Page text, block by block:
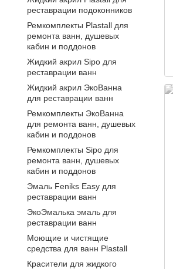
реставрации подоконников
Ремкомплекты Plastall для
ремонта ванн, душевых
кабин и поддонов
Жидкий акрил Sipo для
реставрации ванн
Жидкий акрил ЭкоВанна
для реставрации ванн
Ремкомплекты ЭкоВанна
для ремонта ванн, душевых
кабин и поддонов
Ремкомплекты Sipo для
ремонта ванн, душевых
кабин и поддонов
Эмаль Fеniks Easy для
реставрации ванн
ЭкоЭмалька эмаль для
реставрации ванн
Моющие и чистящие
средства для ванн Plastall
Красители для жидкого